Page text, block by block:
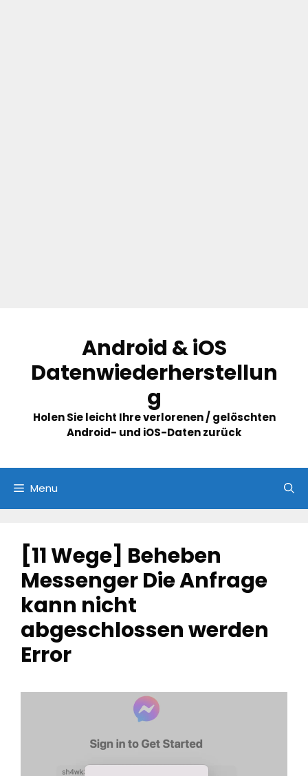
content
Android & iOS
Datenwiederherstellun
g
Holen Sie leicht Ihre verlorenen / gelöschten
Android- und iOS-Daten zurück
Menu
[11 Wege] Beheben
Messenger Die Anfrage
kann nicht
abgeschlossen werden
Error